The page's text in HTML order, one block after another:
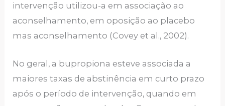
intervenção utilizou-a em associação ao
aconselhamento, em oposição ao placebo
mas aconselhamento (Covey et al., 2002).
No geral, a bupropiona esteve associada a
maiores taxas de abstinência em curto prazo
após o período de intervenção, quando em